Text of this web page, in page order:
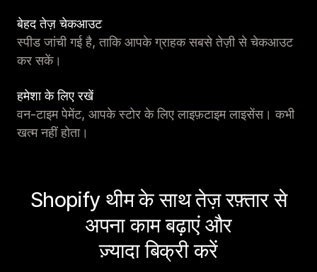
बेहद तेज़ चेकआउट
स्पीड जांची गई है, ताकि आपके ग्राहक सबसे तेज़ी से चेकआउट
कर सकें।
हमेशा के लिए रखें
वन-टाइम पेमेंट, आपके स्टोर के लिए लाइफ़टाइम लाइसेंस। कभी
खत्म नहीं होता।
Shopify थीम के साथ तेज़ रफ़्तार से
अपना काम बढ़ाएं और
ज़्यादा बिक्री करें